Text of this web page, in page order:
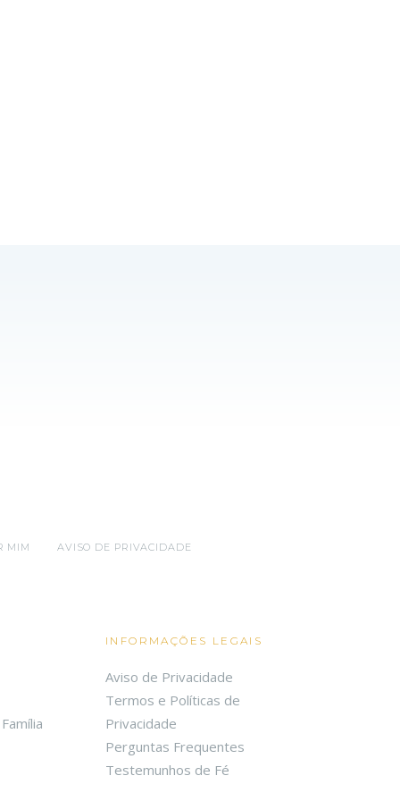
MIM AVISO DE PRIVACIDADE
INFORMAÇÕES LEGAIS
Aviso de Privacidade
Termos e Políticas de
Privacidade
Perguntas Frequentes
Testemunhos de Fé